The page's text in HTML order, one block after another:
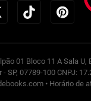
01 Bloco 11 A Sala
SP, 07789-100 CNPJ:
• Horário de